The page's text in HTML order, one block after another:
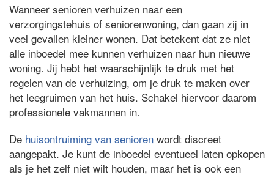
Wanneer senioren verhuizen naar een
verzorgingstehuis of seniorenwoning, dan gaan zij in
veel gevallen kleiner wonen. Dat betekent dat ze niet
alle inboedel mee kunnen verhuizen naar hun nieuwe
woning. Jij hebt het waarschijnlijk te druk met het
regelen van de verhuizing, om je druk te maken over
het leegruimen van het huis. Schakel hiervoor daarom
professionele vakmannen in.
De huisontruiming van senioren wordt discreet
aangepakt. Je kunt de inboedel eventueel laten opkopen
als je het zelf niet wilt houden, maar het is ook een